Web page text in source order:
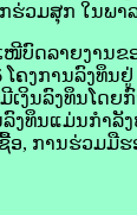
ຮ່ວມ​ສຸກ ໃນ​​ພາ
ດ​ລາຍ​ງານ​ຂອ
ໂຄງການ​ລົງທຶນ​
ເງິນ​ລົງທຶນ​ໂດ
ລົງທຶນ​ແມ່ນ​ກຳລັ
ອ, ການ​ຮ່ວມ​ມື​